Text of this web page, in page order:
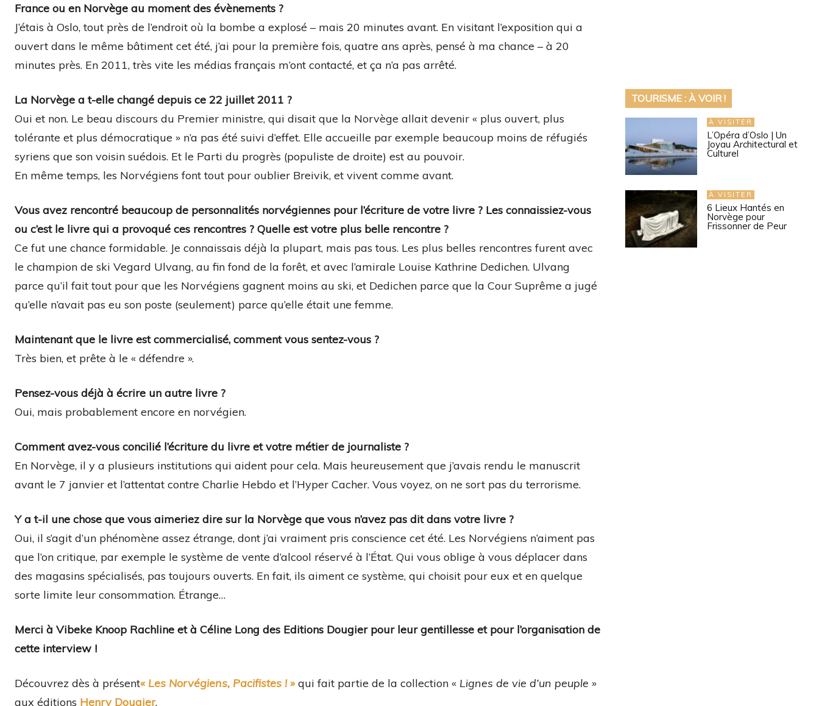
France ou en Norvège au moment des évènements ?
J’étais à Oslo, tout près de l’endroit où la bombe a explosé – mais 20 minutes avant. En visitant l’exposition qui a
ouvert dans le même bâtiment cet été, j’ai pour la première fois, quatre ans après, pensé à ma chance – à 20
minutes près. En 2011, très vite les médias français m’ont contacté, et ça n’a pas arrêté.
La Norvège a t-elle changé depuis ce 22 juillet 2011 ?
Oui et non. Le beau discours du Premier ministre, qui disait que la Norvège allait devenir « plus ouvert, plus
tolérante et plus démocratique » n’a pas été suivi d’effet. Elle accueille par exemple beaucoup moins de réfugiés
syriens que son voisin suédois. Et le Parti du progrès (populiste de droite) est au pouvoir.
En même temps, les Norvégiens font tout pour oublier Breivik, et vivent comme avant.
Vous avez rencontré beaucoup de personnalités norvégiennes pour l’écriture de votre livre ? Les connaissiez-vous
ou c’est le livre qui a provoqué ces rencontres ? Quelle est votre plus belle rencontre ?
Ce fut une chance formidable. Je connaissais déjà la plupart, mais pas tous. Les plus belles rencontres furent avec
le champion de ski Vegard Ulvang, au fin fond de la forêt, et avec l’amirale Louise Kathrine Dedichen. Ulvang
parce qu’il fait tout pour que les Norvégiens gagnent moins au ski, et Dedichen parce que la Cour Suprême a jugé
qu’elle n’avait pas eu son poste (seulement) parce qu’elle était une femme.
Maintenant que le livre est commercialisé, comment vous sentez-vous ?
Très bien, et prête à le « défendre ».
Pensez-vous déjà à écrire un autre livre ?
Oui, mais probablement encore en norvégien.
Comment avez-vous concilié l’écriture du livre et votre métier de journaliste ?
En Norvège, il y a plusieurs institutions qui aident pour cela. Mais heureusement que j’avais rendu le manuscrit
avant le 7 janvier et l’attentat contre Charlie Hebdo et l’Hyper Cacher. Vous voyez, on ne sort pas du terrorisme.
Y a t-il une chose que vous aimeriez dire sur la Norvège que vous n’avez pas dit dans votre livre ?
Oui, il s’agit d’un phénomène assez étrange, dont j’ai vraiment pris conscience cet été. Les Norvégiens n’aiment pas
que l’on critique, par exemple le système de vente d’alcool réservé à l’État. Qui vous oblige à vous déplacer dans
des magasins spécialisés, pas toujours ouverts. En fait, ils aiment ce système, qui choisit pour eux et en quelque
sorte limite leur consommation. Étrange…
Merci à Vibeke Knoop Rachline et à Céline Long des Editions Dougier pour leur gentillesse et pour l’organisation de
cette interview !
Découvrez dès à présent« Les Norvégiens, Pacifistes ! »qui fait partie de la collection « Lignes de vie d’un peuple »
aux éditions Henry Dougier.
TOURISME : À VOIR !
À VISITER
L’Opéra d’Oslo | Un
Joyau Architectural et
Culturel
À VISITER
6 Lieux Hantés en
Norvège pour
Frissonner de Peur